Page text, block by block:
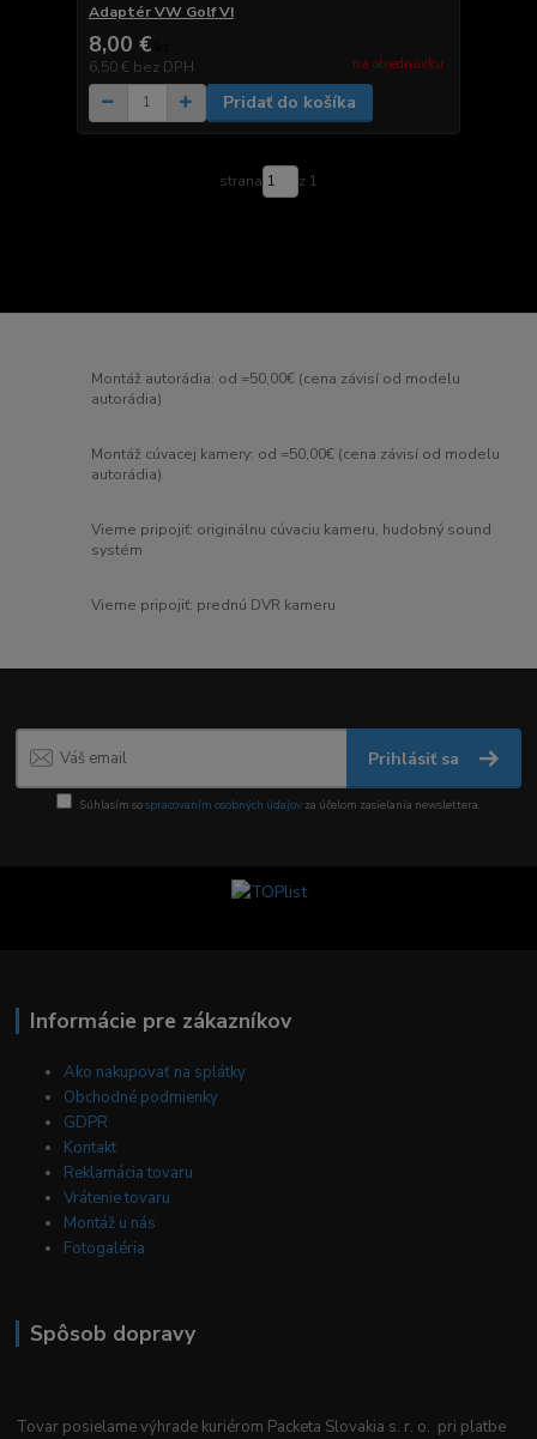
Adaptér VW Golf VI
8,00 €
6,50 € bez DPH na objednávku
Pridať do košíka
strana z 1
Montáž autorádia: od =50,00€ (cena závisí od modelu
autorádia)
Montáž cúvacej kamery: od =50,00€ (cena závisí od modelu
autorádia)
Vieme pripojiť: originálnu cúvaciu kameru, hudobný sound
systém
Vieme pripojiť: prednú DVR kameru
Prihlásiť sa
Súhlasím sospracovaním osobných údajov za účelom zasielania newslettera.
Informácie pre zákazníkov
Ako nakupovať na splátky
Obchodné podmienky
GDPR
Kontakt
Reklamácia tovaru
Vrátenie tovaru
Montáž u nás
Fotogaléria
Spôsob dopravy
Tovar posielame výhrade kuriérom Packeta Slovakia s. r. o. pri platbe